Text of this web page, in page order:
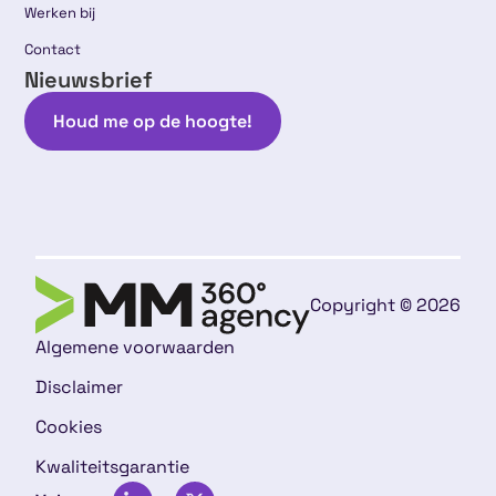
Werken bij
Contact
Nieuwsbrief
Houd me op de hoogte!
Copyright © 2026
Algemene voorwaarden
Disclaimer
Cookies
Kwaliteitsgarantie